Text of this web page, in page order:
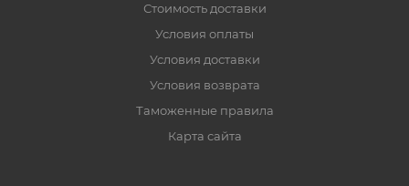
Стоимость доставки
Условия оплаты
Условия доставки
Условия возврата
Таможенные правила
Карта сайта